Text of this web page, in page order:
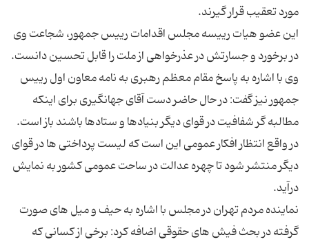
این عضو هیات رییسه مجلس اقدامات رییس جمهور، شجاعت وی
در برخورد و جسارتش در عذرخواهی از ملت را قابل تحسین دانست.
وی با اشاره به پاسخ مقام معظم رهبری به نامه معاون اول رییس
جمهور نیز گفت: در حال حاضر دست آقای جهانگیری برای اینکه
مطالبه گر شفافیت در قوای دیگر بنیادها و ستادها باشند باز است.
در واقع انتظار افکار عمومی این است که لیست پرداختی ها در قوای
دیگر منتشر شود تا چهره عدالت در ساحت عمومی کشور به نمایش
نماینده مردم تهران در مجلس با اشاره به حیف و میل های صورت
گرفته در بحث فیش های حقوقی اضافه کرد: برخی از کسانی که